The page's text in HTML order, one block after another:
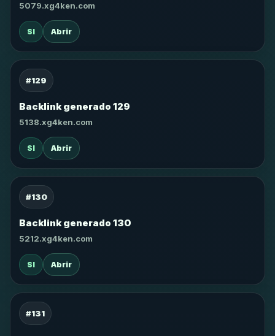
5079.xg4ken.com
SI Abrir
#129
Backlink generado 129
5138.xg4ken.com
SI Abrir
#130
Backlink generado 130
5212.xg4ken.com
SI Abrir
#131